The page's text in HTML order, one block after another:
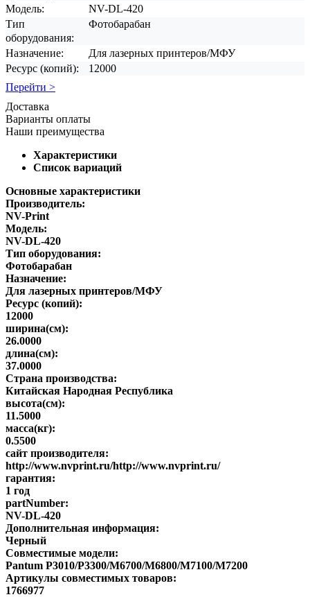
Модель:
NV-DL-420
Тип
оборудования:
Фотобарабан
Назначение:
Для лазерных принтеров/МФУ
Ресурс (копий):
12000
Перейти >
Доставка
Варианты оплаты
Наши преимущества
Характеристики
Список вариаций
Основные характеристики
Производитель:
NV-Print
Модель:
NV-DL-420
Тип оборудования:
Фотобарабан
Назначение:
Для лазерных принтеров/МФУ
Ресурс (копий):
12000
ширина(см):
26.0000
длина(см):
37.0000
Страна производства:
Китайская Народная Республика
высота(см):
11.5000
масса(кг):
0.5500
сайт производителя:
http://www.nvprint.ru/http://www.nvprint.ru/
гарантия:
1 год
partNumber:
NV-DL-420
Дополнительная информация:
Черный
Совместимые модели:
Pantum P3010/P3300/M6700/M6800/M7100/M7200
Артикулы совместимых товаров:
1766977